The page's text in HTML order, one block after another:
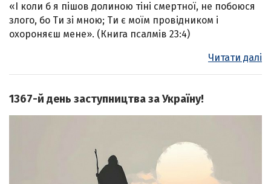
«І коли б я пішов долиною тіні смертної, не побоюся
злого, бо Ти зі мною; Ти є моїм провідником і
охороняєш мене». (Книга псалмів 23:4)
Читати далі
1367-й день заступництва за Україну!